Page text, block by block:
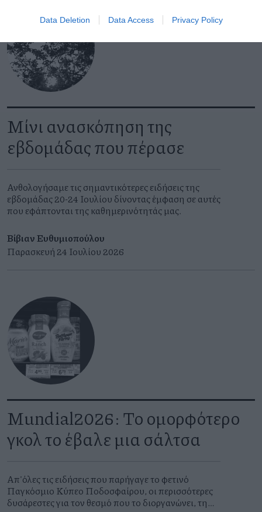
Data Deletion Data Access Privacy Policy
Μίνι ανασκόπηση της
εβδομάδας που πέρασε
Ανθολογήσαμε τις σημαντικότερες ειδήσεις της
εβδομάδας 20-24 Ιουλίου δίνοντας έμφαση σε αυτές
που εφάπτονται της καθημερινότητάς μας.
Βίβιαν Ευθυμιοπούλου
Παρασκευή 24 Ιουλίου 2026
Mundial2026: Το ομορφότερο
γκολ το έβαλε μια σάλτσα
Απ'όλες τις ειδήσεις που παρήγαγε το φετινό
Παγκόσμιο Κύπελλο Ποδοσφαίρου, οι περισσότερες
δυσάρεστες για τον θεσμό που το διοργανώνει, τη